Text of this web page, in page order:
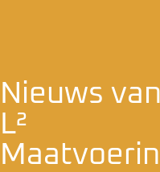
Nieuws van
L²